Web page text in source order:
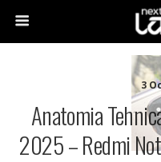
3
Anatomia
2025 – Redmi